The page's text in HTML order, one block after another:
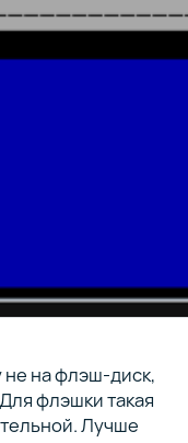
не на флэш-диск,
флэшки такая
Лучше